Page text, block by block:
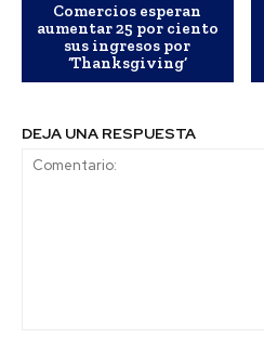
Comercios esperan
aumentar 25 por ciento
sus ingresos por
‘Thanksgiving’
DEJA UNA RESPUESTA